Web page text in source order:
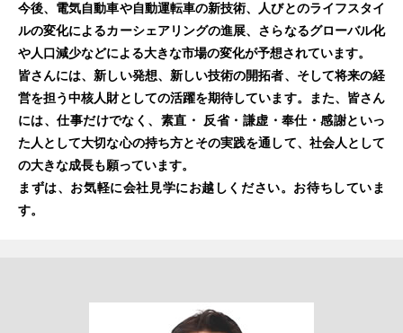
今後、電気自動車や自動運転車の新技術、人びとのライフスタイ
ルの変化によるカーシェアリングの進展、さらなるグローバル化
や人口減少などによる大きな市場の変化が予想されています。
皆さんには、新しい発想、新しい技術の開拓者、そして将来の経
営を担う中核人財としての活躍を期待しています。また、皆さん
には、仕事だけでなく、素直・ 反省・謙虚・奉仕・感謝といっ
た人として大切な心の持ち方とその実践を通して、社会人として
の大きな成長も願っています。
まずは、お気軽に会社見学にお越しください。お待ちしていま
す。